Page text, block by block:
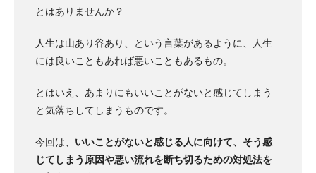
とはありませんか？
人生は山あり谷あり、という言葉があるように、人生
には良いこともあれば悪いこともあるもの。
とはいえ、あまりにもいいことがないと感じてしまう
と気落ちしてしまうものです。
今回は、 いいことがないと感じる人に向けて、そう感
じてしまう原因や悪い流れを断ち切るための対処法を